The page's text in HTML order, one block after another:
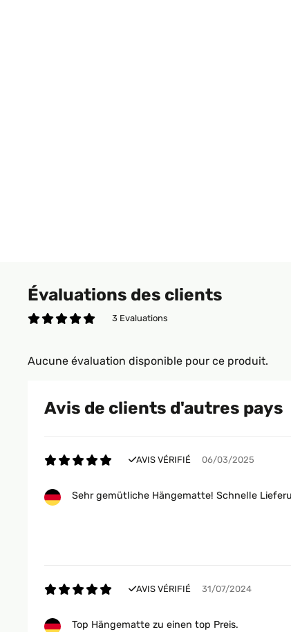
Évaluations des clients
3 Evaluations
Aucune évaluation disponible pour ce produit.
Avis de clients d'autres pays
AVIS VÉRIFIÉ 06/03/2025
Sehr gemütliche Hängematte! Schnelle
AVIS VÉRIFIÉ 31/07/2024
Top Hängematte zu einen top Preis.